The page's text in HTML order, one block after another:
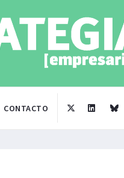
CONTACTO